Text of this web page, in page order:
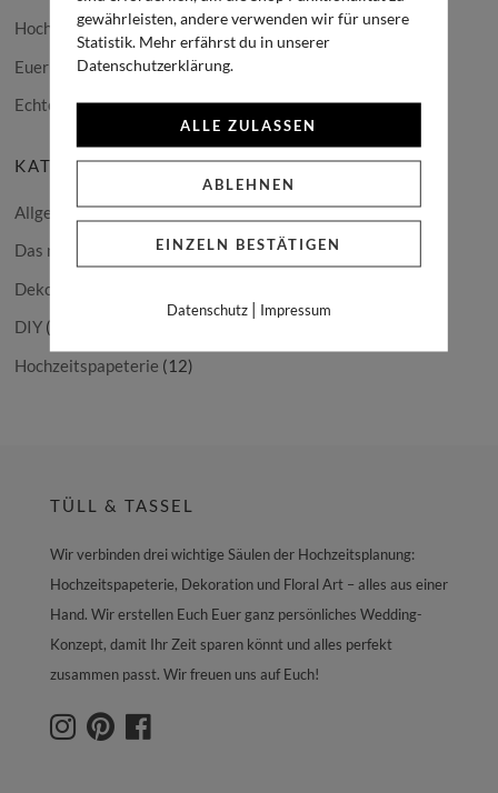
Hochzeitsfloristik to go!
Euer Hochzeitspapeterie-Set! Hauptsache es passt zu Euch
Echte Hochzeit: Cara & René
KATEGORIEN
Allgemein(15)
Das machen wir
(10)
Dekoration
DIY (6)
Hochzeitspapeterie (12)
TÜLL & TASSEL
Wir verbinden drei wichtige Säulen der Hochzeitsplanung:
Hochzeitspapeterie, Dekoration und Floral Art – alles aus einer
Hand. Wir erstellen Euch Euer ganz persönliches Wedding-
Konzept, damit Ihr Zeit sparen könnt und alles perfekt
zusammen passt. Wir freuen uns auf Euch!
gewährleisten, andere verwenden wir für unsere
Statistik. Mehr erfährst du in unserer
Datenschutzerklärung.
ALLE ZULASSEN
ABLEHNEN
EINZELN BESTÄTIGEN
Datenschutz| Impressum